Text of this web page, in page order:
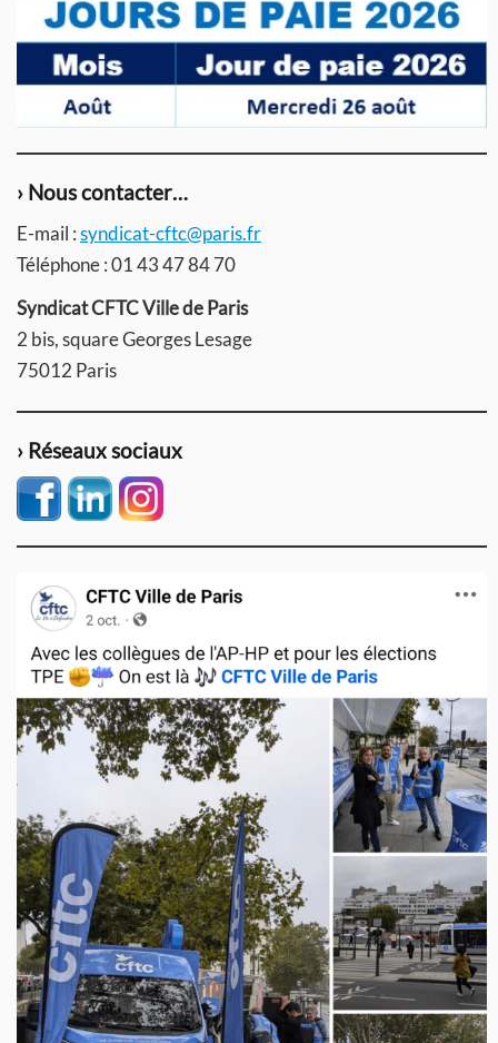
› Nous contacter…
E-mail :syndicat-cftc@paris.fr
Téléphone : 01 43 47 84 70
Syndicat CFTC Ville de Paris
2 bis, square Georges Lesage
75012 Paris
› Réseaux sociaux